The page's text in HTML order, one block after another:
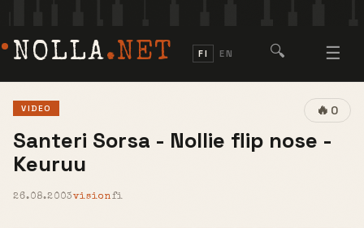
NOLLA.NET FI EN 🔍 ☰
🔥 0
VIDEO
Santeri Sorsa - Nollie flip nose -
Keuruu
26.08.2003visionfi